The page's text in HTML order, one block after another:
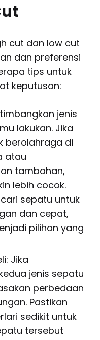
cut dan low cut
dan preferensi
tips untuk
keputusan:
jenis
lakukan. Jika
berolahraga di
atau
tambahan,
lebih cocok.
sepatu untuk
dan cepat,
pilihan yang
Jika
jenis sepatu
perbedaan
Pastikan
sedikit untuk
tersebut